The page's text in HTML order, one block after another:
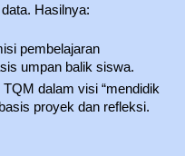
Hasilnya:
pembelajaran
umpan balik siswa.
dalam visi “mendidik
proyek dan refleksi.